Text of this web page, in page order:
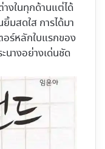
งในทุกด้านแต่ได้
มสดใส การได้มา
อร์หลักใบแรกของ
างอย่างเด่นชัด